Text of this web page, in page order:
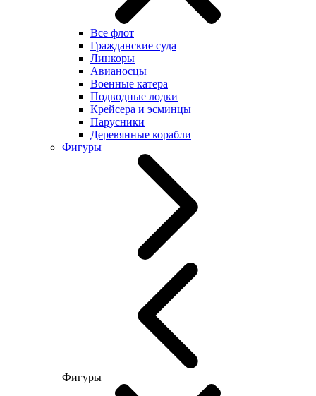
Все флот
Гражданские суда
Линкоры
Авианосцы
Военные катера
Подводные лодки
Крейсера и эсминцы
Парусники
Деревянные корабли
Фигуры
Фигуры